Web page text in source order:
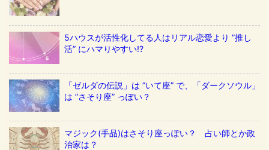
5ハウスが活性化してる人はリアル恋愛より ”推し
活” にハマりやすい!?
「ゼルダの伝説」は ”いて座” で、「ダークソウル」
は ”さそり座” っぽい？
マジック(手品)はさそり座っぽい？ 占い師とか政
治家は？